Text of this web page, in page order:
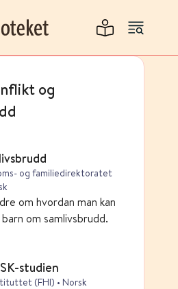
og
og familiedirektoratet
om hvordan man kan
om samlivsbrudd.
studien
(FHI) • Norsk